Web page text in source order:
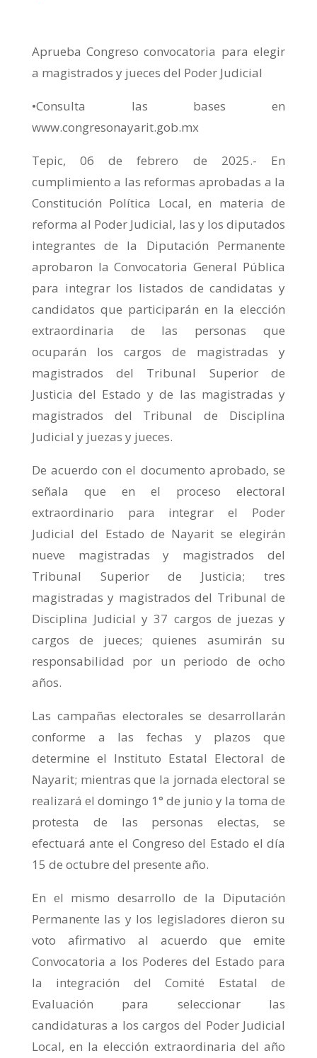
Aprueba Congreso convocatoria para elegir
a magistrados y jueces del Poder Judicial
•Consulta las bases en
www.congresonayarit.gob.mx
Tepic, 06 de febrero de 2025.- En
cumplimiento a las reformas aprobadas a la
Constitución Política Local, en materia de
reforma al Poder Judicial, las y los diputados
integrantes de la Diputación Permanente
aprobaron la Convocatoria General Pública
para integrar los listados de candidatas y
candidatos que participarán en la elección
extraordinaria de las personas que
ocuparán los cargos de magistradas y
magistrados del Tribunal Superior de
Justicia del Estado y de las magistradas y
magistrados del Tribunal de Disciplina
Judicial y juezas y jueces.
De acuerdo con el documento aprobado, se
señala que en el proceso electoral
extraordinario para integrar el Poder
Judicial del Estado de Nayarit se elegirán
nueve magistradas y magistrados del
Tribunal Superior de Justicia; tres
magistradas y magistrados del Tribunal de
Disciplina Judicial y 37 cargos de juezas y
cargos de jueces; quienes asumirán su
responsabilidad por un periodo de ocho
años.
Las campañas electorales se desarrollarán
conforme a las fechas y plazos que
determine el Instituto Estatal Electoral de
Nayarit; mientras que la jornada electoral se
realizará el domingo 1° de junio y la toma de
protesta de las personas electas, se
efectuará ante el Congreso del Estado el día
15 de octubre del presente año.
En el mismo desarrollo de la Diputación
Permanente las y los legisladores dieron su
voto afirmativo al acuerdo que emite
Convocatoria a los Poderes del Estado para
la integración del Comité Estatal de
Evaluación para seleccionar las
candidaturas a los cargos del Poder Judicial
Local, en la elección extraordinaria del año